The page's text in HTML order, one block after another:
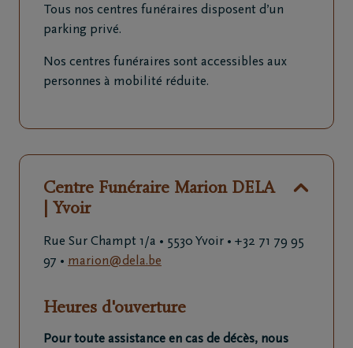
Tous nos centres funéraires disposent d’un
parking privé.
Nos centres funéraires sont accessibles aux
personnes à mobilité réduite.
Centre Funéraire Marion DELA
| Yvoir
Rue Sur Champt 1/a • 5530 Yvoir • +32 71 79 95
97 • marion@dela.be
Heures d'ouverture
Pour toute assistance en cas de décès, nous